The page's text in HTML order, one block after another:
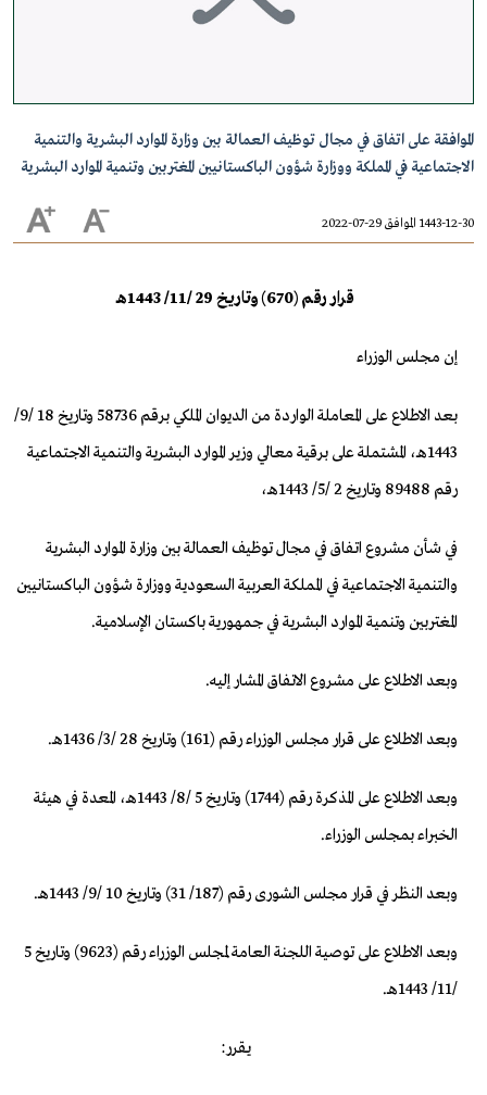
الموافقة على اتفاق في مجال توظيف العمالة بين وزارة الموارد البشرية والتنمية
الاجتماعية في المملكة ووزارة شؤون الباكستانيين المغتربين وتنمية الموارد البشرية
1443-12-30 الموافق 29-07-2022
قرار رقم (670) وتاريخ 29 /11/ 1443هـ
إن مجلس الوزراء
بعد الاطلاع على المعاملة الواردة من الديوان الملكي برقم 58736 وتاريخ 18 /9/
1443هـ، المشتملة على برقية معالي وزير الموارد البشرية والتنمية الاجتماعية
رقم 89488 وتاريخ 2 /5/ 1443هـ،
في شأن مشروع اتفاق في مجال توظيف العمالة بين وزارة الموارد البشرية
والتنمية الاجتماعية في المملكة العربية السعودية ووزارة شؤون الباكستانيين
المغتربين وتنمية الموارد البشرية في جمهورية باكستان الإسلامية.
وبعد الاطلاع على مشروع الاتفاق المشار إليه.
وبعد الاطلاع على قرار مجلس الوزراء رقم (161) وتاريخ 28 /3/ 1436هـ.
وبعد الاطلاع على المذكرة رقم (1744) وتاريخ 5 /8/ 1443هـ، المعدة في هيئة
الخبراء بمجلس الوزراء.
وبعد النظر في قرار مجلس الشورى رقم (187/ 31) وتاريخ 10 /9/ 1443هـ.
وبعد الاطلاع على توصية اللجنة العامة لمجلس الوزراء رقم (9623) وتاريخ 5
/11/ 1443هـ.
يقرر: